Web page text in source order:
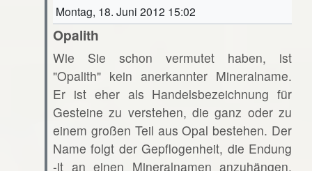
Montag, 18. Juni 2012 15:02
Opalith
Wie Sie schon vermutet haben, ist
"Opalith" kein anerkannter Mineralname.
Er ist eher als Handelsbezeichnung für
Gesteine zu verstehen, die ganz oder zu
einem großen Teil aus Opal bestehen. Der
Name folgt der Gepflogenheit, die Endung
-it an einen Mineralnamen anzuhängen,